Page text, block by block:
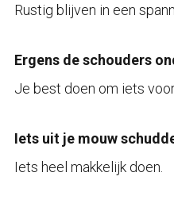
Rustig blijven in een
Ergens de schouders
Je best doen om iets
Iets uit je mouw
Iets heel makkelijk doen.